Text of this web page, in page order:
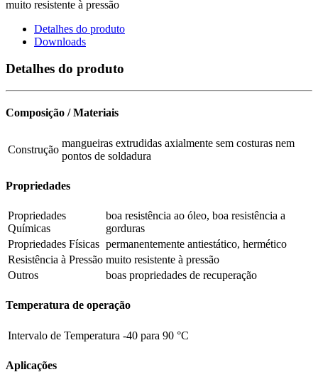
muito resistente à pressão
Detalhes do produto
Downloads
Detalhes do produto
Composição / Materiais
Construção
mangueiras extrudidas axialmente sem costuras nem
pontos de soldadura
Propriedades
Propriedades
Químicas
boa resistência ao óleo, boa resistência a
gorduras
Propriedades Físicas permanentemente antiestático, hermético
Resistência à Pressão muito resistente à pressão
Outros
boas propriedades de recuperação
Temperatura de operação
Intervalo de Temperatura -40 para 90 °C
Aplicações